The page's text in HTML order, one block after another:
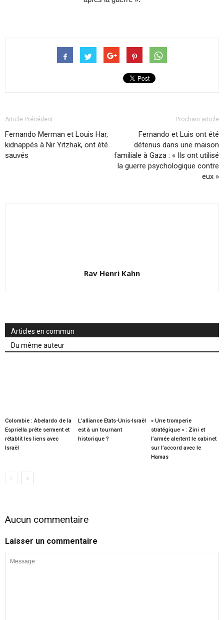
Article Précédent
Fernando Merman et Louis Har,
kidnappés à Nir Yitzhak, ont été
sauvés
Prochain article
Fernando et Luis ont été
détenus dans une maison
familiale à Gaza : « Ils ont utilisé
la guerre psychologique contre
eux »
Rav Henri Kahn
Articles en commun
Du même auteur
Colombie : Abelardo de la
Espriella prête serment et
rétablit les liens avec
Israël
L’alliance Etats-Unis-Israël
est à un tournant
historique ?
« Une tromperie
stratégique » : Zini et
l’armée alertent le cabinet
sur l’accord avec le
Hamas
Aucun commentaire
Laisser un commentaire